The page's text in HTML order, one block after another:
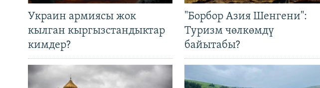
Украин армиясы жок
кылган кыргызстандыктар
кимдер?
"Борбор Азия Шенгени":
Туризм чөлкөмдү
байытабы?